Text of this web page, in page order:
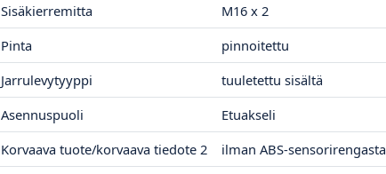
Sisäkierremitta
M16 x 2
Pinta
pinnoitettu
Jarrulevytyyppi
tuuletettu sisältä
Asennuspuoli
Etuakseli
Korvaava tuote/korvaava tiedote 2
ilman ABS-sensorirengasta